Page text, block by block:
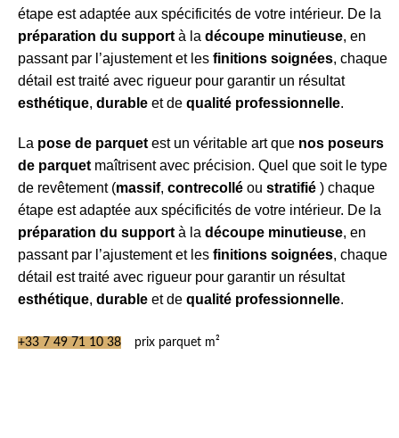
étape est adaptée aux spécificités de votre intérieur. De la
préparation du support à la découpe minutieuse, en
passant par l’ajustement et les finitions soignées, chaque
détail est traité avec rigueur pour garantir un résultat
esthétique, durable et de qualité professionnelle.
La pose de parquet est un véritable art que nos poseurs
de parquet maîtrisent avec précision. Quel que soit le type
de revêtement (massif, contrecollé ou stratifié ) chaque
étape est adaptée aux spécificités de votre intérieur. De la
préparation du support à la découpe minutieuse, en
passant par l’ajustement et les finitions soignées, chaque
détail est traité avec rigueur pour garantir un résultat
esthétique, durable et de qualité professionnelle.
+33 7 49 71 10 38 prix parquet m²